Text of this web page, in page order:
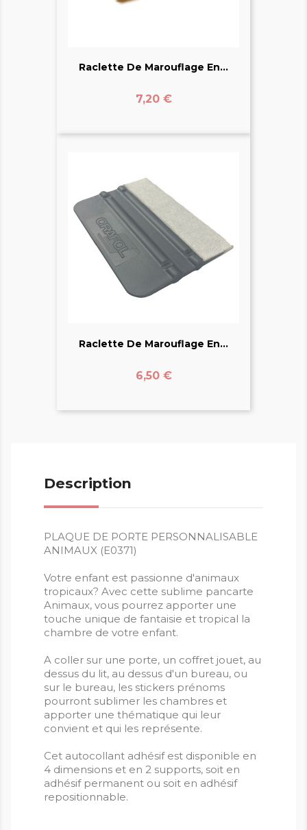
Raclette De Marouflage En...
Prix
7,20 €
Raclette De Marouflage En...
Prix
6,50 €
Description
PLAQUE DE PORTE PERSONNALISABLE
ANIMAUX (E0371)
Votre enfant est passionne d'animaux
tropicaux? Avec cette sublime pancarte
Animaux, vous pourrez apporter une
touche unique de fantaisie et tropical la
chambre de votre enfant.
A coller sur une porte, un coffret jouet, au
dessus du lit, au dessus d'un bureau, ou
sur le bureau, les stickers prénoms
pourront sublimer les chambres et
apporter une thématique qui leur
convient et qui les représente.
Cet autocollant adhésif est disponible en
4 dimensions et en 2 supports, soit en
adhésif permanent ou soit en adhésif
repositionnable.